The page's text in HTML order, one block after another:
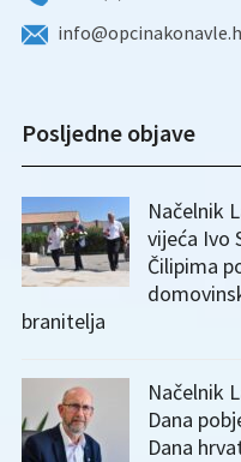
Posljedne objave
Načelnik
vijeća Ivo
Čilipima
branitelja
Načelnik
Dana
Dana